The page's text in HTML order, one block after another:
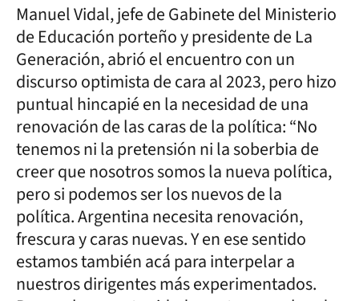
Manuel Vidal, jefe de Gabinete del Ministerio
de Educación porteño y presidente de La
Generación, abrió el encuentro con un
discurso optimista de cara al 2023, pero hizo
puntual hincapié en la necesidad de una
renovación de las caras de la política: “No
tenemos ni la pretensión ni la soberbia de
creer que nosotros somos la nueva política,
pero si podemos ser los nuevos de la
política. Argentina necesita renovación,
frescura y caras nuevas. Y en ese sentido
estamos también acá para interpelar a
nuestros dirigentes más experimentados.